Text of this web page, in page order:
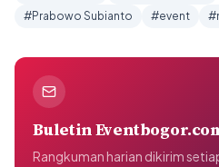
#Prabowo Subianto
#event
Buletin
Rangkuman harian dikirim